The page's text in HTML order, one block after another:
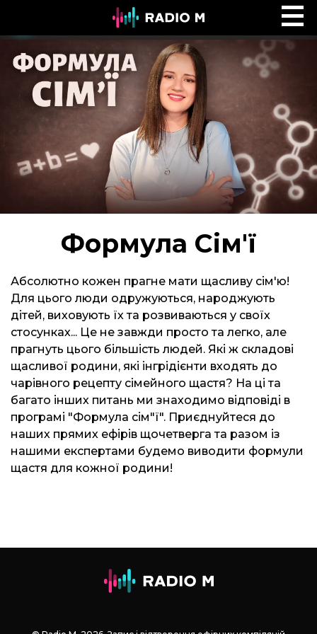
Сторінками Біблії
Формула Сім'ї
Абсолютно кожен прагне мати щасливу сім'ю!
Для цього люди одружуються, народжують
дітей, виховують їх та розвиваються у своїх
стосунках... Це не завжди просто та легко, але
прагнуть цього більшість людей. Які ж складові
щасливої родини, які інгрідієнти входять до
чарівного рецепту сімейного щастя? На ці та
багато інших питань ми знаходимо відповіді в
програмі "Формула сім"ї". Приєднуйтеся до
наших прямих ефірів щочетверга та разом із
нашими експертами будемо виводити формули
щастя для кожної родини!